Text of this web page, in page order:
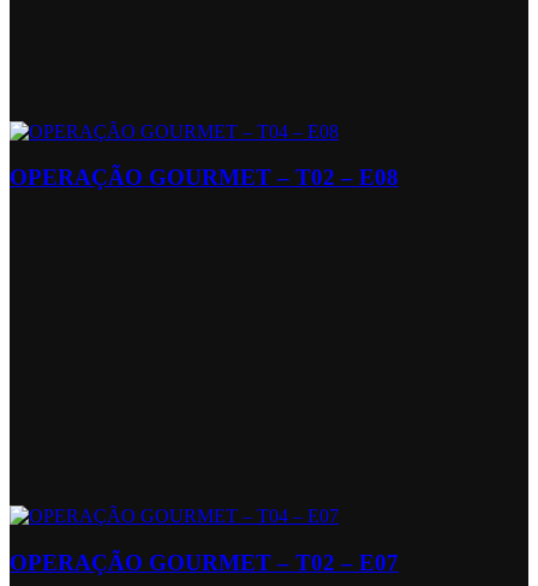
OPERAÇÃO GOURMET – T02 – E08
OPERAÇÃO GOURMET – T02 – E07